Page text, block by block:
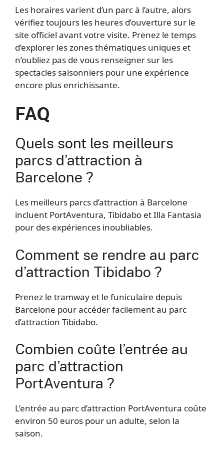
Les horaires varient d’un parc à l’autre, alors
vérifiez toujours les heures d’ouverture sur le
site officiel avant votre visite. Prenez le temps
d’explorer les zones thématiques uniques et
n’oubliez pas de vous renseigner sur les
spectacles saisonniers pour une expérience
encore plus enrichissante.
FAQ
Quels sont les meilleurs
parcs d’attraction à
Barcelone ?
Les meilleurs parcs d’attraction à Barcelone
incluent PortAventura, Tibidabo et Illa Fantasia
pour des expériences inoubliables.
Comment se rendre au parc
d’attraction Tibidabo ?
Prenez le tramway et le funiculaire depuis
Barcelone pour accéder facilement au parc
d’attraction Tibidabo.
Combien coûte l’entrée au
parc d’attraction
PortAventura ?
L’entrée au parc d’attraction PortAventura coûte
environ 50 euros pour un adulte, selon la
saison.